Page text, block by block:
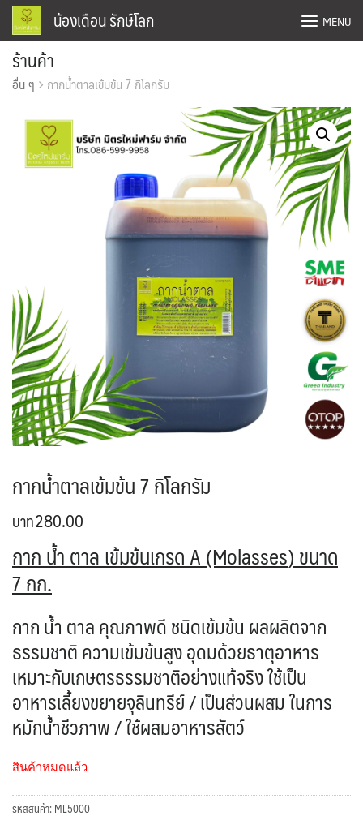
Skip
content
Confirm Payment
Home
ข่าวสาร
ร้านค้า
สั่งซื้อและชำระเงิน
น้องเดือน รักษ์โลก MENU
ร้านค้า
อื่น ๆ กากน้ำตาลเข้มข้น 7 กิโลกรัม
กากน้ำตาลเข้มข้น 7 กิโลกรัม
280.00
กาก น้ำ ตาล เข้มข้นเกรดA(Molasses)ขนาด
7 กก.
กาก น้ำ ตาล คุณภาพดี ชนิดเข้มข้น ผลผลิตจาก
ธรรมชาติ ความเข้มข้นสูง อุดมด้วยธาตุอาหาร
เหมาะกับเกษตรธรรมชาติอย่างแท้จริง ใช้เป็น
อาหารเลี้ยงขยายจุลินทรีย์ / เป็นส่วนผสม ในการ
หมักน้ำชีวภาพ / ใช้ผสมอาหารสัตว์
สินค้าหมดแล้ว
รหัสสินค้า:ML5000